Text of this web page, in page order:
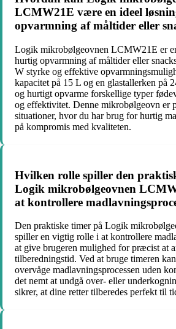
LCMW21E være en ideel
opvarmning af måltider eller
Logik mikrobølgeovnen LCMW21E er
hurtig opvarmning af måltider eller
W styrke og effektive
kapacitet på 15 L og en glastallerken på
og hurtigt opvarme forskellige typer
og effektivitet. Denne mikrobølgeovn er
situationer, hvor du har brug for hurtig
på kompromis med kvaliteten.
Hvilken rolle spiller den
Logik mikrobølgeovnen
at kontrollere
Den praktiske timer på Logik
spiller en vigtig rolle i at kontrollere
at give brugeren mulighed for præcist at
tilberedningstid. Ved at bruge timeren
overvåge madlavningsprocessen uden
det nemt at undgå over- eller
sikrer, at dine retter tilberedes perfekt til